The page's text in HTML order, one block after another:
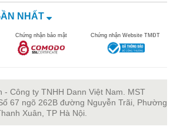
NHẤT
Chứng nhận bảo mật Chứng nhận Website TMĐT
- Công ty TNHH Dann Việt Nam. MST
67 ngõ 262B đường Nguyễn Trãi, Phường
Xuân, TP Hà Nội.